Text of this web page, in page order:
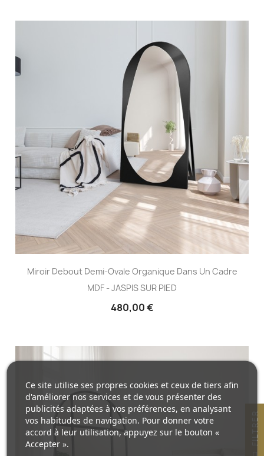
Miroir Debout Demi-Ovale Organique Dans Un Cadre
MDF - JASPIS SUR PIED
480,00 €
Ce site utilise ses propres cookies et ceux de tiers afin
d'améliorer nos services et de vous présenter des
publicités adaptées à vos préférences, en analysant
vos habitudes de navigation. Pour donner votre
accord à leur utilisation, appuyez sur le bouton «
Accepter ».
R